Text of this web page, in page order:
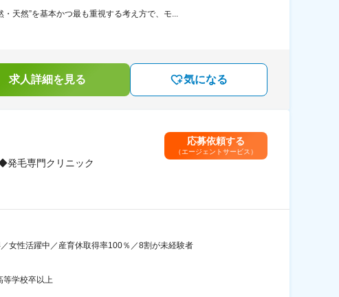
天然”を基本かつ最も重視する考え方で、モ...
求人詳細を見る 気になる
発毛専門クリニック
応募依頼する
（エージェントサービス）
女性活躍中／産育休取得率100％／8割が未経験者
等学校卒以上